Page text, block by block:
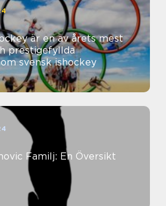
är en av årets mest
prestigefyllda
svensk ishockey
Familj: En Översikt